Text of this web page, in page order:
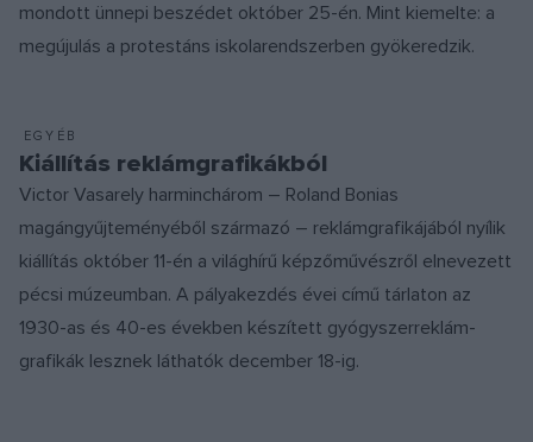
mondott ünnepi beszédet október 25-én. Mint kiemelte: a
megújulás a protestáns iskolarendszerben gyökeredzik.
EGYÉB
Kiállítás reklámgrafikákból
Victor Vasarely harminchárom – Roland Bonias
magángyűjteményéből származó – reklámgrafikájából nyílik
kiállítás október 11-én a világhírű képzőművészről elnevezett
pécsi múzeumban. A pályakezdés évei című tárlaton az
1930-as és 40-es években készített gyógyszerreklám-
grafikák lesznek láthatók december 18-ig.